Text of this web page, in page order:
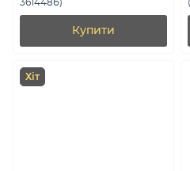
361448б)
Купити
Хіт